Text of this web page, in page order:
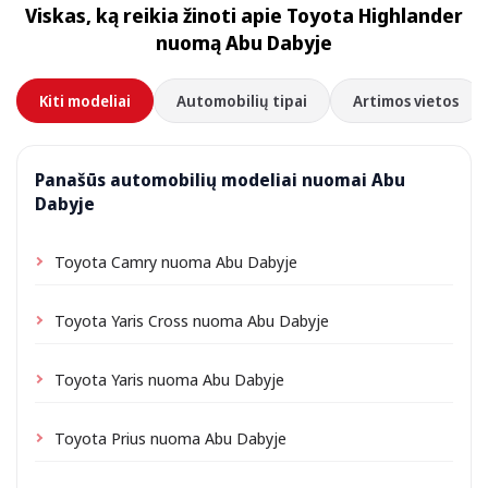
priklausomai nuo vietos gali būti taikomas nedidelis
pristatymo mokestis, visada nurodomas iš anksto.
Viskas, ką reikia žinoti apie Toyota Highlander
nuomą Abu Dabyje
Kiti modeliai Automobilių tipai Artimos vietos
Panašūs automobilių modeliai nuomai Abu
Dabyje
Toyota Camry nuoma Abu Dabyje
Toyota Yaris Cross nuoma Abu Dabyje
Toyota Yaris nuoma Abu Dabyje
Toyota Prius nuoma Abu Dabyje